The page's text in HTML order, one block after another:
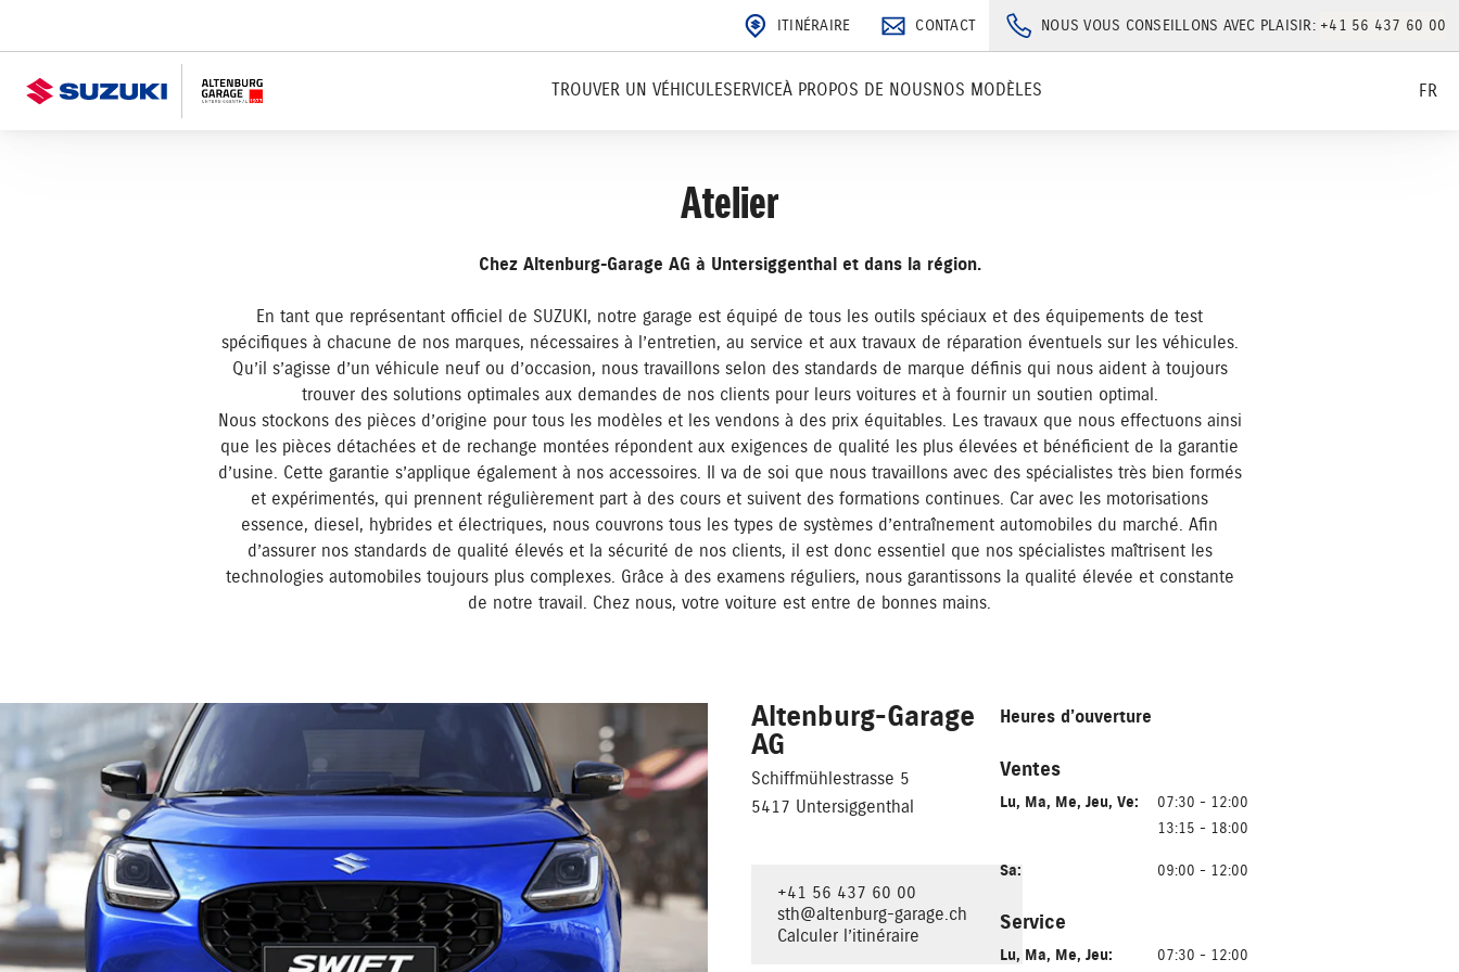
ITINÉRAIRE CONTACT NOUS VOUS CONSEILLONS AVEC PLAISIR: +41 56 437 60 00
TROUVER UN VÉHICULESERVICEÀ PROPOS DE NOUSNOS MODÈLES FR
Atelier
Chez Altenburg-Garage AG à Untersiggenthal et dans la région.
En tant que représentant officiel de SUZUKI, notre garage est équipé de tous les outils spéciaux et des équipements de test
spécifiques à chacune de nos marques, nécessaires à l’entretien, au service et aux travaux de réparation éventuels sur les véhicules.
Qu’il s’agisse d’un véhicule neuf ou d’occasion, nous travaillons selon des standards de marque définis qui nous aident à toujours
trouver des solutions optimales aux demandes de nos clients pour leurs voitures et à fournir un soutien optimal.
Nous stockons des pièces d’origine pour tous les modèles et les vendons à des prix équitables. Les travaux que nous effectuons ainsi
que les pièces détachées et de rechange montées répondent aux exigences de qualité les plus élevées et bénéficient de la garantie
d’usine. Cette garantie s’applique également à nos accessoires. Il va de soi que nous travaillons avec des spécialistes très bien formés
et expérimentés, qui prennent régulièrement part à des cours et suivent des formations continues. Car avec les motorisations
essence, diesel, hybrides et électriques, nous couvrons tous les types de systèmes d’entraînement automobiles du marché. Afin
d’assurer nos standards de qualité élevés et la sécurité de nos clients, il est donc essentiel que nos spécialistes maîtrisent les
technologies automobiles toujours plus complexes. Grâce à des examens réguliers, nous garantissons la qualité élevée et constante
de notre travail. Chez nous, votre voiture est entre de bonnes mains.
Altenburg-Garage
AG
Schiffmühlestrasse 5
5417 Untersiggenthal
+41 56 437 60 00
sth@altenburg-garage.ch
Calculer l’itinéraire
Heures d’ouverture
Ventes
Lu, Ma, Me, Jeu, Ve:
07:30 - 12:00
13:15 - 18:00
Sa: 09:00 - 12:00
Service
Lu, Ma, Me, Jeu: 07:30 - 12:00